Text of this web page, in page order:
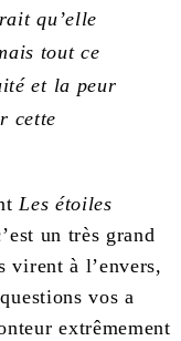
qu’elle
tout ce
et la peur
cette
Les étoiles
un très grand
virent à l’envers,
vos a
extrêmement